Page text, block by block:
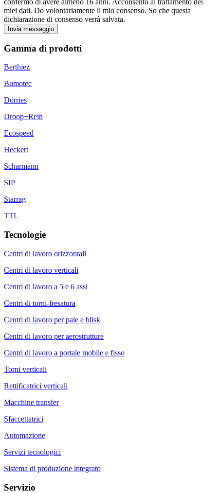
confermo di avere almeno 16 anni. Acconsento al trattamento dei
miei dati. Do volontariamente il mio consenso. So che questa
dichiarazione di consenso verrà salvata.
Invia messaggio
Gamma di prodotti
Berthiez
Bumotec
Dörries
Droop+Rein
Ecospeed
Heckert
Scharmann
SIP
Starrag
TTL
Tecnologie
Centri di lavoro orizzontali
Centri di lavoro verticali
Centri di lavoro a 5 e 6 assi
Centri di torni-fresatura
Centri di lavoro per pale e blisk
Centri di lavoro per aerostrutture
Centri di lavoro a portale mobile e fisso
Torni verticali
Rettificatrici verticali
Macchine transfer
Sfaccettatrici
Automazione
Servizi tecnologici
Sistema di produzione integrato
Servizio